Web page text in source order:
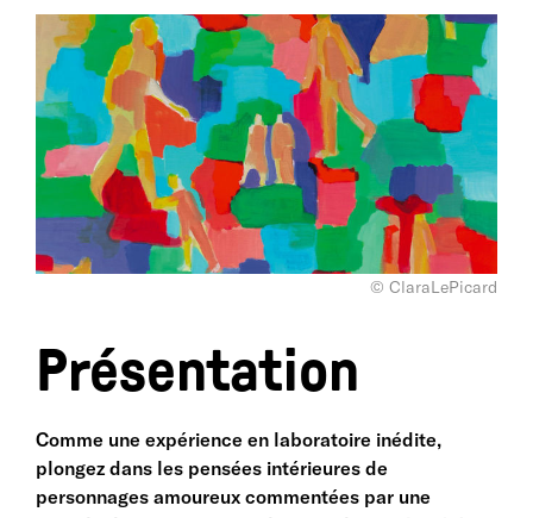
© ClaraLePicard
Présentation
Comme une expérience en laboratoire inédite,
plongez dans les pensées intérieures de
personnages amoureux commentées par une